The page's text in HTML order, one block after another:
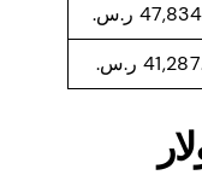
ر.س.
ر.س.